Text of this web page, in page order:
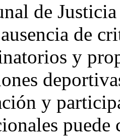
de
de
y
y